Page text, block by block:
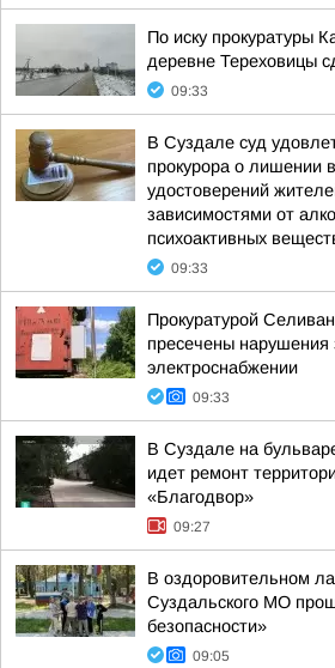
По иску прокуратуры
деревне Тереховицы
09:33
В Суздале суд
прокурора о лишении
удостоверений
зависимостями от
психоактивных
09:33
Прокуратурой
пресечены нарушения
электроснабжении
09:33
В Суздале на
идет ремонт
«Благодвор»
09:27
В оздоровительном
Суздальского МО
безопасности»
09:05